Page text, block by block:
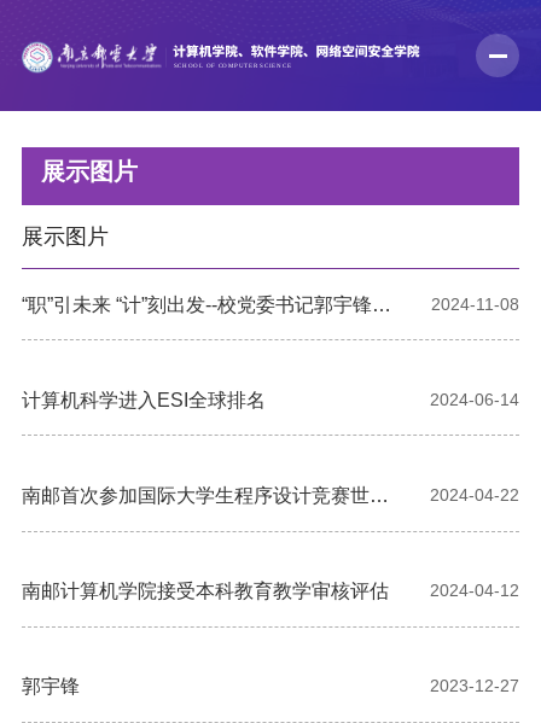
展示图片
展示图片
“职”引未来 “计”刻出发--校党委书记郭宇锋深
入学院参加联系班级主题班会
2024-11-08
计算机科学进入ESI全球排名 2024-06-14
南邮首次参加国际大学生程序设计竞赛世界
总决赛并获佳绩
2024-04-22
南邮计算机学院接受本科教育教学审核评估 2024-04-12
郭宇锋 2023-12-27